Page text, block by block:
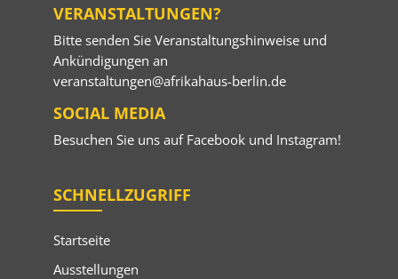
VERANSTALTUNGEN?
Bitte senden Sie Veranstaltungshinweise und
Ankündigungen an
veranstaltungen@afrikahaus-berlin.de
SOCIAL MEDIA
Besuchen Sie uns auf Facebookund Instagram!
SCHNELLZUGRIFF
Startseite
Ausstellungen